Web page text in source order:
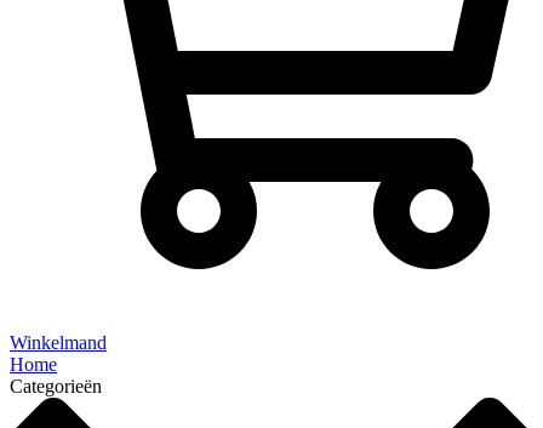
Winkelmand
Home
Categorieën